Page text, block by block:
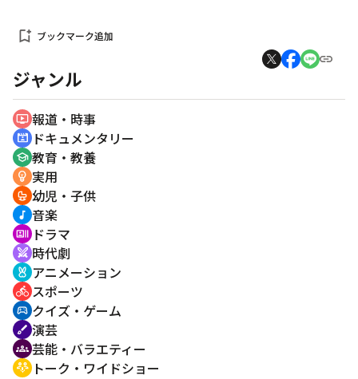
bookmark_add ブックマーク追加
ジャンル
ondemand_video 報道・時事
cinematic_blur ドキュメンタリー
school 教育・教養
emoji_objects 実用
crib 幼児・子供
music_note 音楽
recent_actors ドラマ
swords 時代劇
cruelty_free アニメーション
directions_bike スポーツ
sports_esports クイズ・ゲーム
brush 演芸
groups 芸能・バラエティー
adaptive_audio_mic トーク・ワイドショー